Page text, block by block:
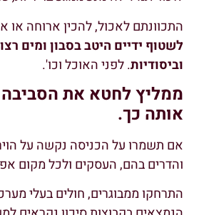
התכוונתם לאכול, להכין ארוחה או
לשטוף ידיים היטב בסבון ומים
וביסודיות. לפני האוכל וכו'.
ממליץ לחטא את
אותה כך.
אם תשמרו על הכניסה נקשה על
והדרים בהם, העסקים ולכל מקום
התרחקו ממבוגרים, חולים בעלי